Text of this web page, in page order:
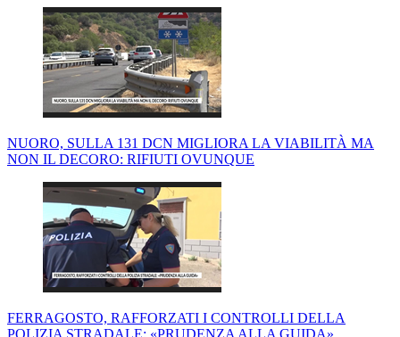
NUORO, SULLA 131 DCN MIGLIORA LA VIABILITÀ MA
NON IL DECORO: RIFIUTI OVUNQUE
FERRAGOSTO, RAFFORZATI I CONTROLLI DELLA